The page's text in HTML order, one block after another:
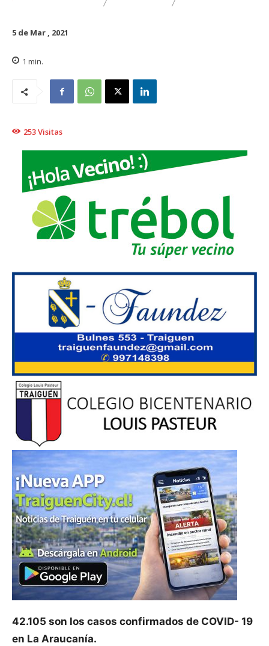
5 de Mar , 2021
1 min.
253Visitas
42.105 son los casos confirmados de COVID- 19
en La Araucanía.